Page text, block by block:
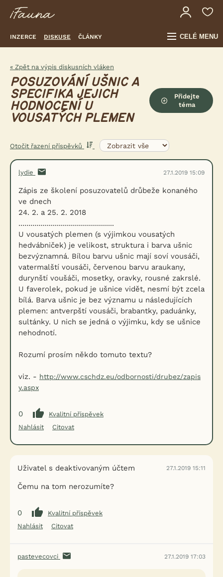
INZERCE DISKUSE ČLÁNKY CELÉ MENU
« Zpět na výpis diskusních vláken
POSUZOVÁNÍ UŠNIC A
SPECIFIKA JEJICH
HODNOCENÍ U
VOUSATÝCH PLEMEN
Přidejte
téma
Otočit řazení příspěvků
lydie 27.1.2019 15:09
Zápis ze školení posuzovatelů drůbeže konaného
ve dnech
24. 2. a 25. 2. 2018
................................................
U vousatých plemen (s výjimkou vousatých
hedvábniček) je velikost, struktura i barva ušnic
bezvýznamná. Bílou barvu ušnic mají soví vousáči,
vatermalští vousáči, červenou barvu araukany,
durynští voušáči, mosetky, oravky, rousné zakrslé.
U faverolek, pokud je ušnice vidět, nesmí být zcela
bílá. Barva ušnic je bez významu u následujících
plemen: antverpští vousáči, brabantky, paduánky,
sultánky. U nich se jedná o výjimku, kdy se ušnice
nehodnotí.
Rozumí prosím někdo tomuto textu?
viz. - http://www.cschdz.eu/odbornosti/drubez/zapis
y.aspx
0
Kvalitní příspěvek
Nahlásit
Citovat
Uživatel s deaktivovaným účtem 27.1.2019 15:11
Čemu na tom nerozumíte?
0
Kvalitní příspěvek
Nahlásit
Citovat
pastevecovci 27.1.2019 17:03